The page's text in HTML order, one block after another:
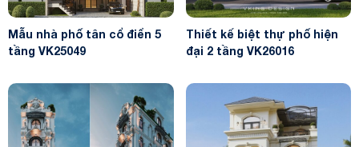
Mẫu nhà phố tân cổ điển 5
tầng VK25049
Thiết kế biệt thự phố hiện
đại 2 tầng VK26016